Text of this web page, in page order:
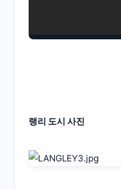
랭리 도시 사진